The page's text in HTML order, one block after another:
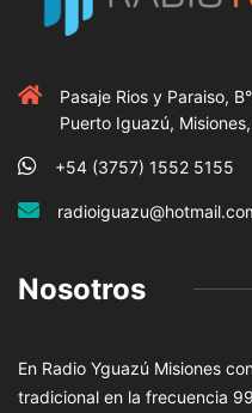
Pasaje Rios y Paraiso,
Puerto Iguazú,
+54 (3757) 1552 5155
Nosotros
En Radio Yguazú Misiones
tradicional en la frecuencia